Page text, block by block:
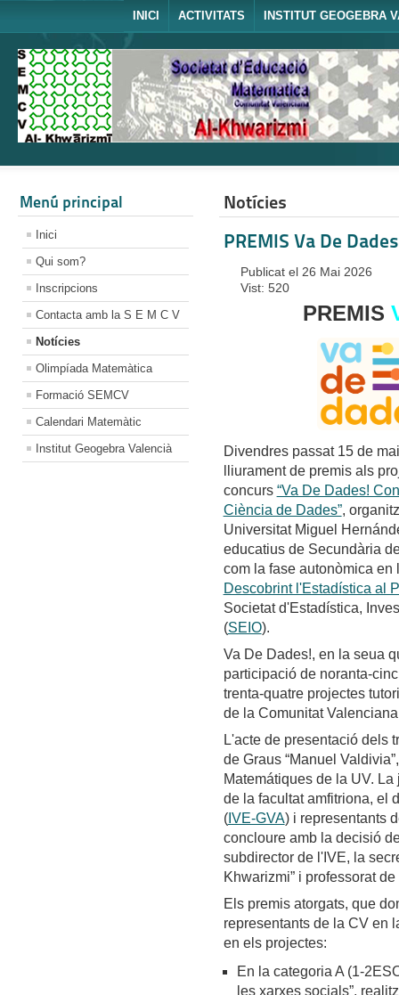
INICI ACTIVITATS INSTITUT GEOGEBRA
Menú principal
Inici
Qui som?
Inscripcions
Contacta amb la S E M C V
Notícies
Olimpíada Matemàtica
Formació SEMCV
Calendari Matemàtic
Institut Geogebra Valencià
Notícies
PREMIS Va De
Publicat el 26 Mai 2026
Vist: 520
PREMIS
Divendres passat 15 de
lliurament de premis als
concurs “Va De Dades!
Ciència de Dades”,
Universitat Miguel
educatius de Secundària
com la fase autonòmica
Descobrint l'Estadística al
Societat d'Estadística,
(SEIO).
Va De Dades!, en la seua
participació de noranta-
trenta-quatre projectes
de la Comunitat
L'acte de presentació dels
de Graus “Manuel
Matemátiques de la UV.
de la facultat amfitriona, el
(IVE-GVA) i representants
concloure amb la decisió
subdirector de l'IVE, la
Khwarizmi” i professorat
Els premis atorgats, que
representants de la CV en
en els projectes:
En la categoria A (1-
les xarxes socials”,